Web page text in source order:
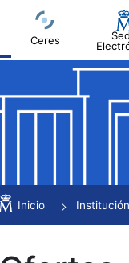
Ceres
Mostrar/Ocultar
Mostrar/Ocultar
Inicio Institución